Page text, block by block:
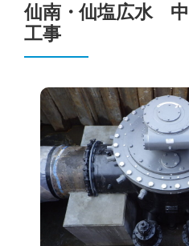
仙南・仙塩広水
工事
仙南・仙塩広
断水分